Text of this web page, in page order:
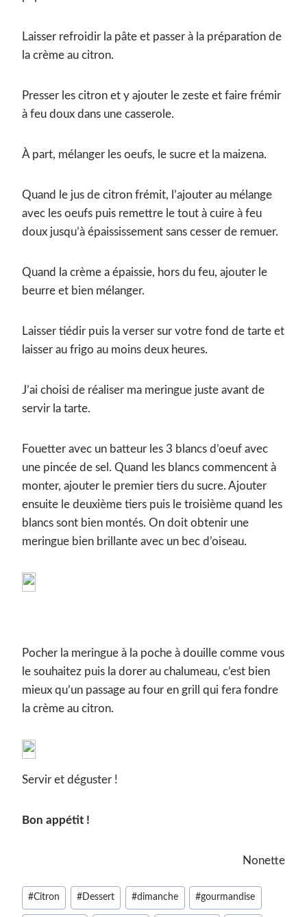
Laisser refroidir la pâte et passer à la préparation de
la crème au citron.
Presser les citron et y ajouter le zeste et faire frémir
à feu doux dans une casserole.
À part, mélanger les oeufs, le sucre et la maizena.
Quand le jus de citron frémit, l’ajouter au mélange
avec les oeufs puis remettre le tout à cuire à feu
doux jusqu’à épaississement sans cesser de remuer.
Quand la crème a épaissie, hors du feu, ajouter le
beurre et bien mélanger.
Laisser tiédir puis la verser sur votre fond de tarte et
laisser au frigo au moins deux heures.
J’ai choisi de réaliser ma meringue juste avant de
servir la tarte.
Fouetter avec un batteur les 3 blancs d’oeuf avec
une pincée de sel. Quand les blancs commencent à
monter, ajouter le premier tiers du sucre. Ajouter
ensuite le deuxième tiers puis le troisième quand les
blancs sont bien montés. On doit obtenir une
meringue bien brillante avec un bec d’oiseau.
Pocher la meringue à la poche à douille comme vous
le souhaitez puis la dorer au chalumeau, c’est bien
mieux qu’un passage au four en grill qui fera fondre
la crème au citron.
Servir et déguster !
Bon appétit !
Nonette
Étiquettes
de
#Citron #Dessert #dimanche #gourmandise